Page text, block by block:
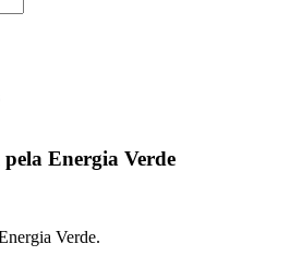
pela Energia Verde
Verde.